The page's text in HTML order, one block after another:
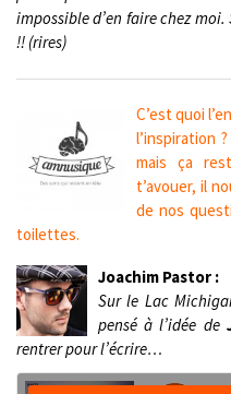
impossible d’en faire chez
!! (rires)
C’est quoi
l’inspiration
mais ça
t’avouer, il
de nos
toilettes.
Joachim Pastor :
Sur le Lac
pensé à l’idée de
rentrer pour l’écrire…